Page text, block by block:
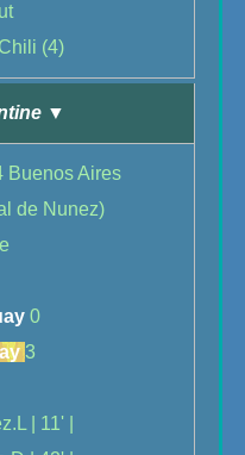
Chili (4)
▼
Buenos Aires
de Nunez)
0
3
| 11' |